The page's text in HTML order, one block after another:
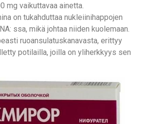
mg vaikuttavaa ainetta.
on tukahduttaa nukleiinihappojen
ssa, mikä johtaa niiden kuolemaan.
ruoansulatuskanavasta, erittyy
potilailla, joilla on yliherkkyys sen